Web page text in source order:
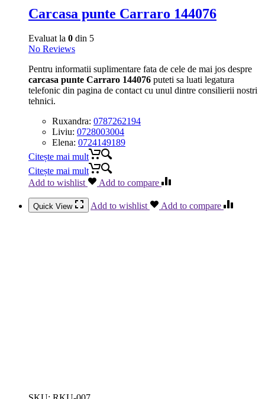
Carcasa punte Carraro 144076
Evaluat la 0 din 5
No Reviews
Pentru informatii suplimentare fata de cele de mai jos despre
carcasa punte Carraro 144076 puteti sa luati legatura
telefonic din pagina de contact cu unul dintre consilierii nostri
tehnici.
Ruxandra: 0787262194
Liviu: 0728003004
Elena: 0724149189
Citește mai mult
Citește mai mult
Add to wishlist
Add to compare
Quick View Add to wishlist Add to compare